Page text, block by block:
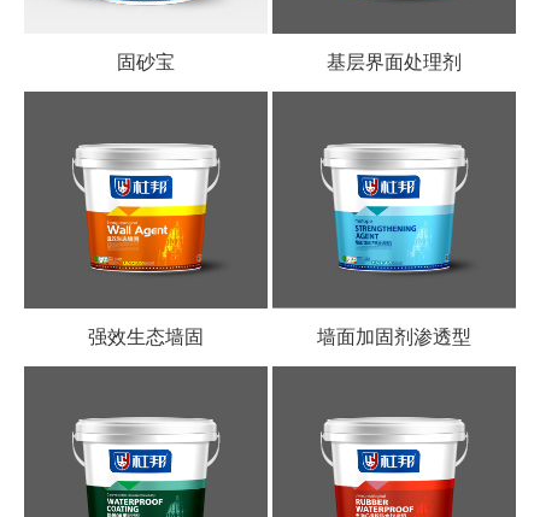
固砂宝 基层界面处理剂
强效生态墙固 墙面加固剂渗透型